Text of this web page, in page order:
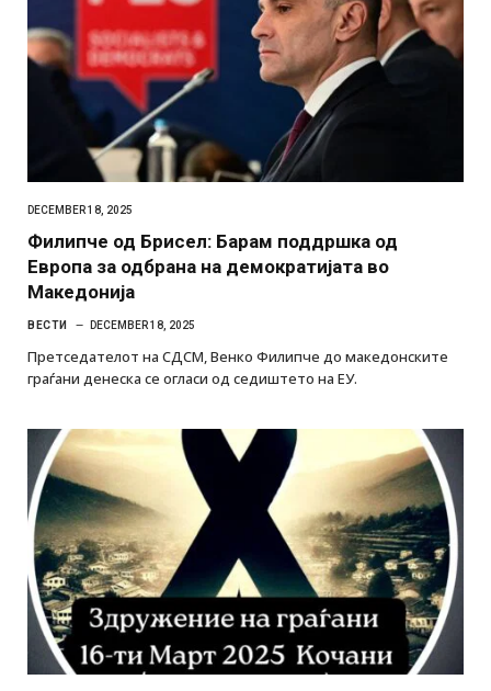
DECEMBER 18, 2025
Филипче од Брисел: Барам поддршка од
Европа за одбрана на демократијата во
Македонија
ВЕСТИ DECEMBER 18, 2025
Претседателот на СДСМ, Венко Филипче до македонските
граѓани денеска се огласи од седиштето на ЕУ.